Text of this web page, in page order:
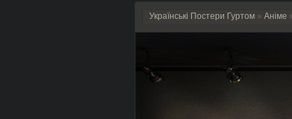
Українські Постери Гуртом » Аніме